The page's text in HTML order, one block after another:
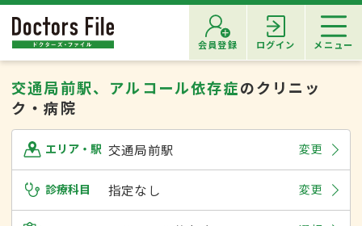
会員登録 ログイン メニュー
交通局前駅、アルコール依存症のクリニッ
ク・病院
エリア・駅 交通局前駅 変更
診療科目 指定なし 変更